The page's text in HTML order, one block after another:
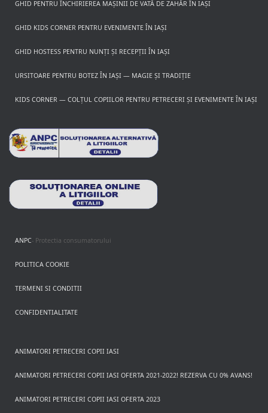
GHID PENTRU ÎNCHIRIEREA MAȘINII DE VATĂ DE ZAHĂR ÎN IAȘI
GHID KIDS CORNER PENTRU EVENIMENTE ÎN IAȘI
GHID HOSTESS PENTRU NUNȚI ȘI RECEPȚII ÎN IAȘI
URSITOARE PENTRU BOTEZ ÎN IAȘI — MAGIE ȘI TRADIȚIE
KIDS CORNER — COLȚUL COPIILOR PENTRU PETRECERI ȘI EVENIMENTE ÎN IAȘI
ANPC- Protectia consumatorului
POLITICA COOKIE
TERMENI SI CONDITII
CONFIDENTIALITATE
ANIMATORI PETRECERI COPII IASI
ANIMATORI PETRECERI COPII IASI OFERTA 2021-2022! REZERVA CU 0% AVANS!
ANIMATORI PETRECERI COPII IASI OFERTA 2023